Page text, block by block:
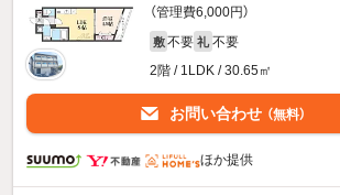
（管理費6,000円）
敷 不要 礼 不要
2階 / 1LDK / 30.65㎡
お問い合わせ （無料）
ほか提供